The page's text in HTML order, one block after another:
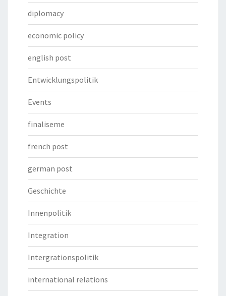
diplomacy
economic policy
english post
Entwicklungspolitik
Events
finaliseme
french post
german post
Geschichte
Innenpolitik
Integration
Intergrationspolitik
international relations